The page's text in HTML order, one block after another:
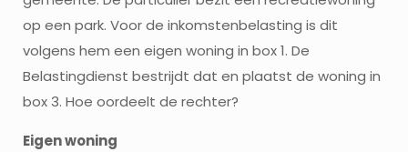
op een park. Voor de inkomstenbelasting is dit
volgens hem een eigen woning in box 1. De
Belastingdienst bestrijdt dat en plaatst de woning in
box 3. Hoe oordeelt de rechter?
Eigen woning